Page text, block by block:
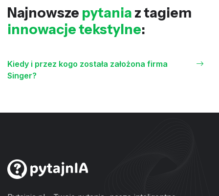
Najnowsze pytania z tagiem
innowacje tekstylne:
Kiedy i przez kogo została założona firma
Singer?